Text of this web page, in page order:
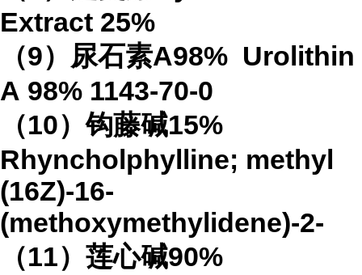
Extract 25%
（9）尿石素A98% Urolithin
A 98% 1143-70-0
（10）钩藤碱15%
Rhyncholphylline; methyl
(16Z)-16-
(methoxymethylidene)-2-
（11）莲心碱90%